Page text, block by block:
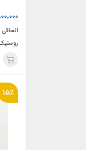
15٪